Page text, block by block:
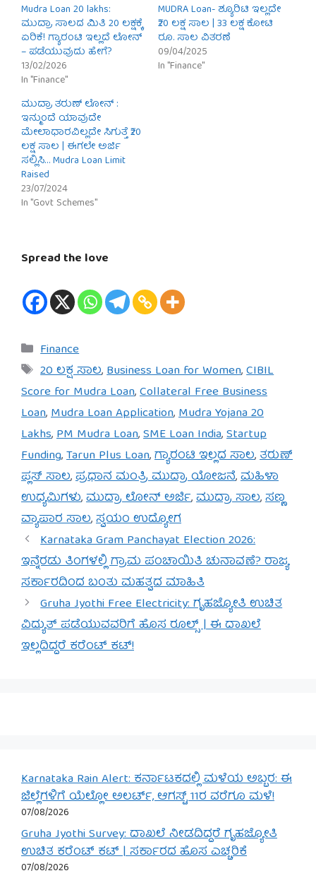
Mudra Loan 20 lakhs:
ಮುದ್ರಾ ಸಾಲದ ಮಿತಿ 20 ಲಕ್ಷಕ್ಕೆ
ಏರಿಕೆ! ಗ್ಯಾರಂಟಿ ಇಲ್ಲದೆ ಲೋನ್
– ಪಡೆಯುವುದು ಹೇಗೆ?
13/02/2026
In "Finance"
MUDRA Loan- ಶ್ಯೂರಿಟಿ ಇಲ್ಲದೇ
₹20 ಲಕ್ಷ ಸಾಲ | 33 ಲಕ್ಷ ಕೋಟಿ
ರೂ. ಸಾಲ ವಿತರಣೆ
09/04/2025
In "Finance"
ಮುದ್ರಾ ತರುಣ್ ಲೋನ್ :
ಇನ್ಮುಂದೆ ಯಾವುದೇ
ಮೇಲಾಧಾರವಿಲ್ಲದೇ ಸಿಗುತ್ತೆ ₹20
ಲಕ್ಷ ಸಾಲ | ಈಗಲೇ ಅರ್ಜಿ
ಸಲ್ಲಿಸಿ… Mudra Loan Limit
Raised
23/07/2024
In "Govt Schemes"
Spread the love
Categories
Finance
Tags
20 ಲಕ್ಷ ಸಾಲ,Business Loan for Women,CIBIL
Score for Mudra Loan,Collateral Free Business
Loan,Mudra Loan Application,Mudra Yojana 20
Lakhs,PM Mudra Loan,SME Loan India,Startup
Funding,Tarun Plus Loan,ಗ್ಯಾರಂಟಿ ಇಲ್ಲದ ಸಾಲ,ತರುಣ್
ಪ್ಲಸ್ ಸಾಲ,ಪ್ರಧಾನ ಮಂತ್ರಿ ಮುದ್ರಾ ಯೋಜನೆ,ಮಹಿಳಾ
ಉದ್ಯಮಿಗಳು,ಮುದ್ರಾ ಲೋನ್ ಅರ್ಜಿ,ಮುದ್ರಾ ಸಾಲ,ಸಣ್ಣ
ವ್ಯಾಪಾರ ಸಾಲ,ಸ್ವಯಂ ಉದ್ಯೋಗ
Karnataka Gram Panchayat Election 2026:
ಇನ್ನೆರಡು ತಿಂಗಳಲ್ಲಿ ಗ್ರಾಮ ಪಂಚಾಯಿತಿ ಚುನಾವಣೆ? ರಾಜ್ಯ
ಸರ್ಕಾರದಿಂದ ಬಂತು ಮಹತ್ವದ ಮಾಹಿತಿ
Gruha Jyothi Free Electricity: ಗೃಹಜ್ಯೋತಿ ಉಚಿತ
ವಿದ್ಯುತ್ ಪಡೆಯುವವರಿಗೆ ಹೊಸ ರೂಲ್ಸ್ | ಈ ದಾಖಲೆ
ಇಲ್ಲದಿದ್ದರೆ ಕರೆಂಟ್ ಕಟ್!
Karnataka Rain Alert: ಕರ್ನಾಟಕದಲ್ಲಿ ಮಳೆಯ ಅಬ್ಬರ: ಈ
ಜಿಲ್ಲೆಗಳಿಗೆ ಯೆಲ್ಲೋ ಅಲರ್ಟ್, ಆಗಸ್ಟ್ 11ರ ವರೆಗೂ ಮಳೆ!
07/08/2026
Gruha Jyothi Survey: ದಾಖಲೆ ನೀಡದಿದ್ದರೆ ಗೃಹಜ್ಯೋತಿ
ಉಚಿತ ಕರೆಂಟ್ ಕಟ್ | ಸರ್ಕಾರದ ಹೊಸ ಎಚ್ಚರಿಕೆ
07/08/2026